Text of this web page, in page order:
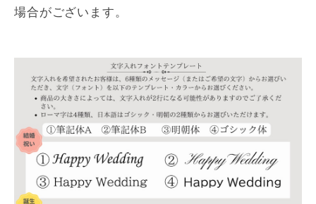
場合がございます。